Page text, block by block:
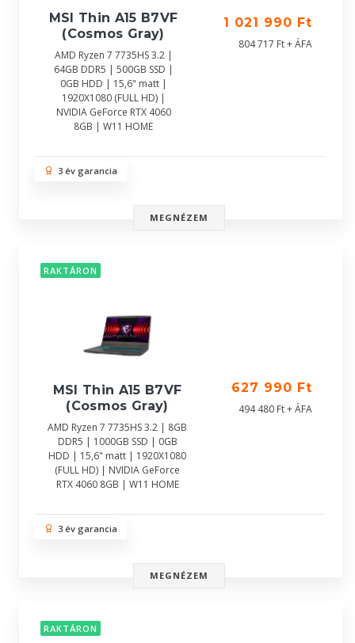
MSI Thin A15 B7VF
(Cosmos Gray)
AMD Ryzen 7 7735HS 3.2 |
64GB DDR5 | 500GB SSD |
0GB HDD | 15,6" matt |
1920X1080 (FULL HD) |
NVIDIA GeForce RTX 4060
8GB | W11 HOME
1 021 990 Ft
804 717 Ft + ÁFA
3 év garancia
MEGNÉZEM
RAKTÁRON
MSI Thin A15 B7VF
(Cosmos Gray)
AMD Ryzen 7 7735HS 3.2 | 8GB
DDR5 | 1000GB SSD | 0GB
HDD | 15,6" matt | 1920X1080
(FULL HD) | NVIDIA GeForce
RTX 4060 8GB | W11 HOME
627 990 Ft
494 480 Ft + ÁFA
3 év garancia
MEGNÉZEM
RAKTÁRON